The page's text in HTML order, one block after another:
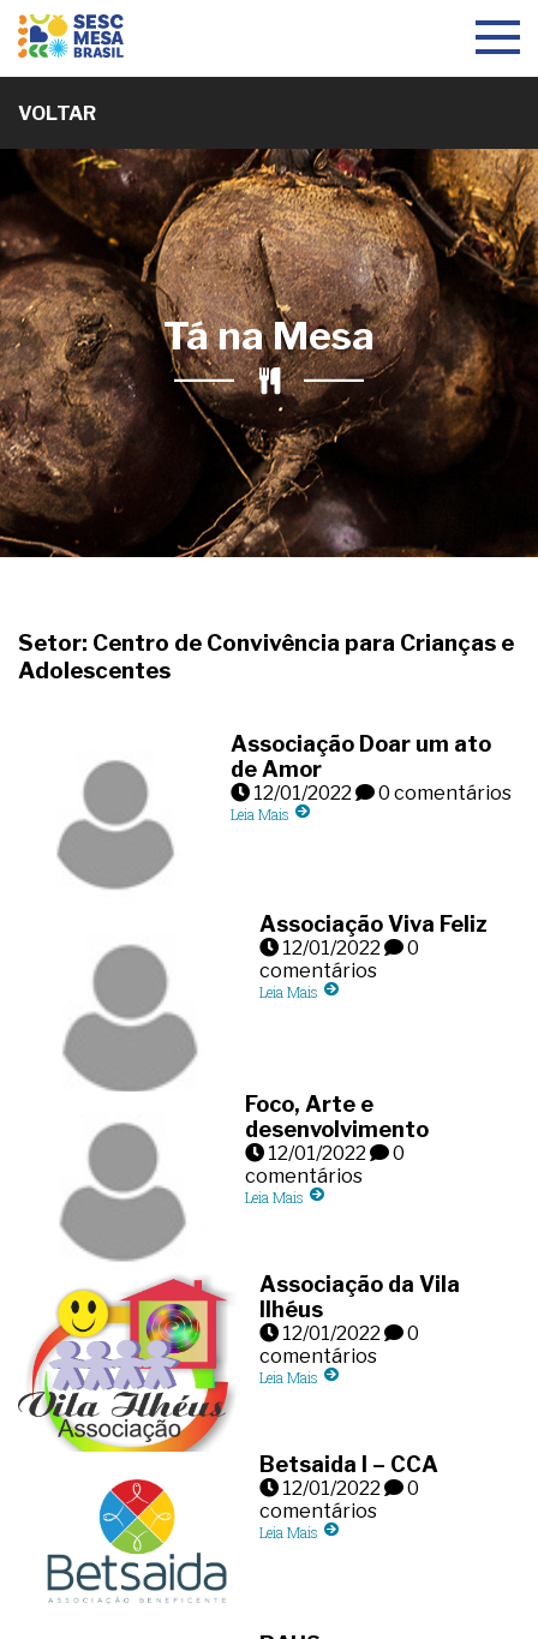
Toggle
VOLTAR
Tá na Mesa
Setor: Centro de Convivência para Crianças e
Adolescentes
Associação Doar um ato
de Amor
12/01/2022 0 comentários
Leia Mais
Associação Viva Feliz
12/01/2022
0
comentários
Leia Mais
Foco, Arte e
desenvolvimento
12/01/2022
0
comentários
Leia Mais
Associação da Vila
Ilhéus
12/01/2022
0
comentários
Leia Mais
Betsaida I – CCA
12/01/2022
0
comentários
Leia Mais